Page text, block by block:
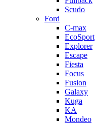
Scudo
Ford
C-max
EcoSport
Explorer
Escape
Fiesta
Focus
Fusion
Galaxy
Kuga
KA
Mondeo